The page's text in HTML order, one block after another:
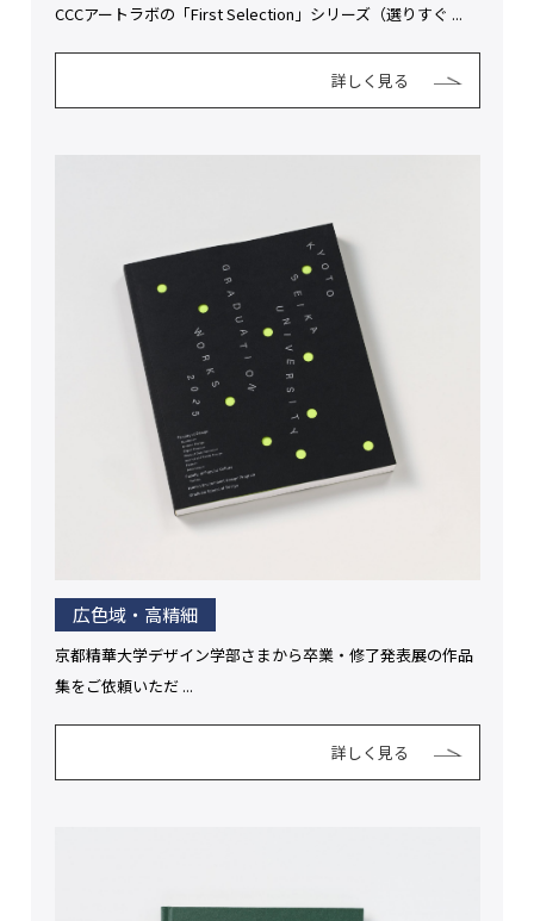
CCCアートラボの「First Selection」シリーズ（選りすぐ ...
詳しく見る
広色域・高精細
京都精華大学デザイン学部さまから卒業・修了発表展の作品
集をご依頼いただ ...
詳しく見る